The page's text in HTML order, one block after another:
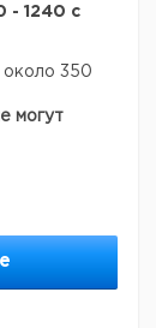
- 1240 с
около 350
могут